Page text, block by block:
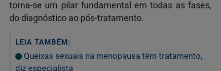
torna-se um pilar fundamental em todas as fases,
do diagnóstico ao pós-tratamento.
LEIA TAMBÉM:
Queixas sexuais na menopausa têm tratamento,
diz especialista